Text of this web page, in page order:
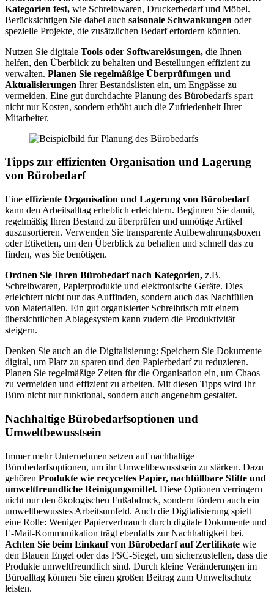
Kategorien fest, wie Schreibwaren, Druckerbedarf und Möbel.
Berücksichtigen Sie dabei auch saisonale Schwankungen oder
spezielle Projekte, die zusätzlichen Bedarf erfordern könnten.
Nutzen Sie digitale Tools oder Softwarelösungen, die Ihnen
helfen, den Überblick zu behalten und Bestellungen effizient zu
verwalten. Planen Sie regelmäßige Überprüfungen und
Aktualisierungen Ihrer Bestandslisten ein, um Engpässe zu
vermeiden. Eine gut durchdachte Planung des Bürobedarfs spart
nicht nur Kosten, sondern erhöht auch die Zufriedenheit Ihrer
Mitarbeiter.
Tipps zur effizienten Organisation und Lagerung
von Bürobedarf
Eine effiziente Organisation und Lagerung von Bürobedarf
kann den Arbeitsalltag erheblich erleichtern. Beginnen Sie damit,
regelmäßig Ihren Bestand zu überprüfen und unnötige Artikel
auszusortieren. Verwenden Sie transparente Aufbewahrungsboxen
oder Etiketten, um den Überblick zu behalten und schnell das zu
finden, was Sie benötigen.
Ordnen Sie Ihren Bürobedarf nach Kategorien, z.B.
Schreibwaren, Papierprodukte und elektronische Geräte. Dies
erleichtert nicht nur das Auffinden, sondern auch das Nachfüllen
von Materialien. Ein gut organisierter Schreibtisch mit einem
übersichtlichen Ablagesystem kann zudem die Produktivität
steigern.
Denken Sie auch an die Digitalisierung: Speichern Sie Dokumente
digital, um Platz zu sparen und den Papierbedarf zu reduzieren.
Planen Sie regelmäßige Zeiten für die Organisation ein, um Chaos
zu vermeiden und effizient zu arbeiten. Mit diesen Tipps wird Ihr
Büro nicht nur funktional, sondern auch angenehm gestaltet.
Nachhaltige Bürobedarfsoptionen und
Umweltbewusstsein
Immer mehr Unternehmen setzen auf nachhaltige
Bürobedarfsoptionen, um ihr Umweltbewusstsein zu stärken. Dazu
gehören Produkte wie recyceltes Papier, nachfüllbare Stifte und
umweltfreundliche Reinigungsmittel. Diese Optionen verringern
nicht nur den ökologischen Fußabdruck, sondern fördern auch ein
umweltbewusstes Arbeitsumfeld. Auch die Digitalisierung spielt
eine Rolle: Weniger Papierverbrauch durch digitale Dokumente und
E-Mail-Kommunikation trägt ebenfalls zur Nachhaltigkeit bei.
Achten Sie beim Einkauf von Bürobedarf auf Zertifikate wie
den Blauen Engel oder das FSC-Siegel, um sicherzustellen, dass die
Produkte umweltfreundlich sind. Durch kleine Veränderungen im
Büroalltag können Sie einen großen Beitrag zum Umweltschutz
leisten.